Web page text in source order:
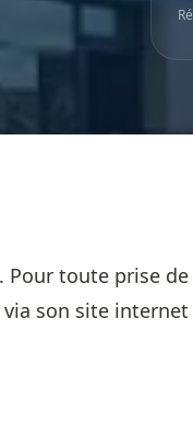
Pour toute prise de
son site internet